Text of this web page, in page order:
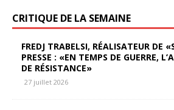
CRITIQUE DE LA SEMAINE
FREDJ TRABELSI, RÉALISATEUR DE
PRESSE : «EN TEMPS DE GUERRE,
DE RÉSISTANCE»
27 juillet 2026